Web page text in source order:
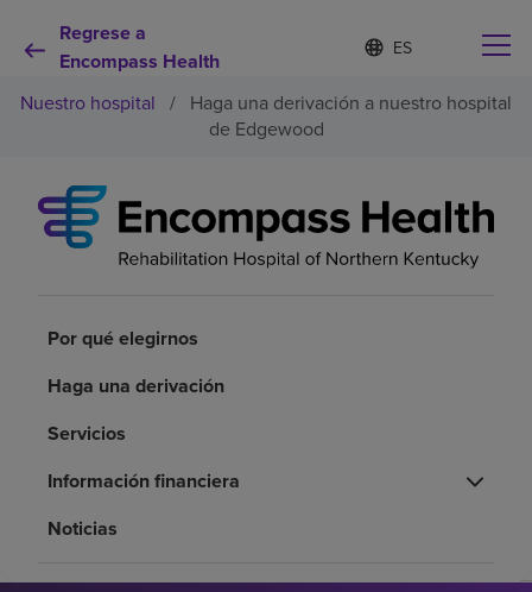
Regrese a
Encompass Health
Lista
de
contraída
d
o
e
c
Por qué debe elegirnos
Pacientes y cuidadores
Acerca de nosotros
Nuestro hospital / Haga una derivación a nuestro hospital
de Edgewood
Por qué elegirnos
Haga una derivación
Servicios
Información financiera
Noticias